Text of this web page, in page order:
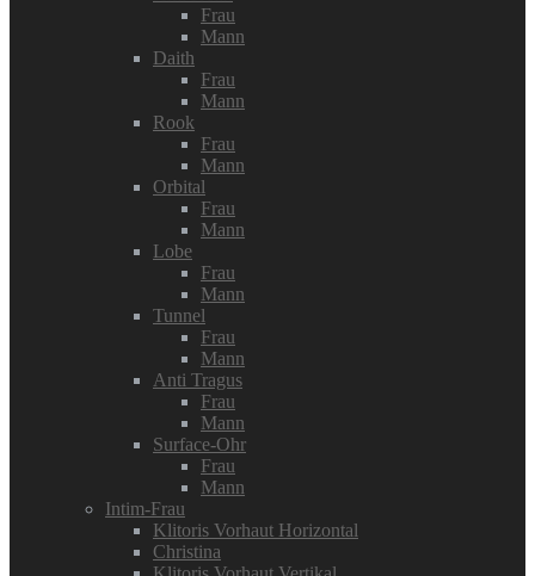
Frau
Mann
Daith
Frau
Mann
Rook
Frau
Mann
Orbital
Frau
Mann
Lobe
Frau
Mann
Tunnel
Frau
Mann
Anti Tragus
Frau
Mann
Surface-Ohr
Frau
Mann
Intim-Frau
Klitoris Vorhaut Horizontal
Christina